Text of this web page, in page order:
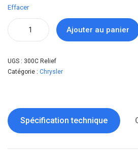
Effacer
Ajouter au panier
UGS : 300C Relief
Catégorie : Chrysler
Spécification technique